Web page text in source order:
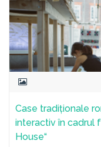
Case tradiționale
interactiv în cadrul
House“